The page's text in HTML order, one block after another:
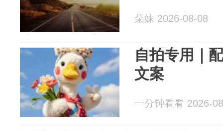
朵妹 2026-08-08
自拍专用｜
文案
一分钟看看 2026-